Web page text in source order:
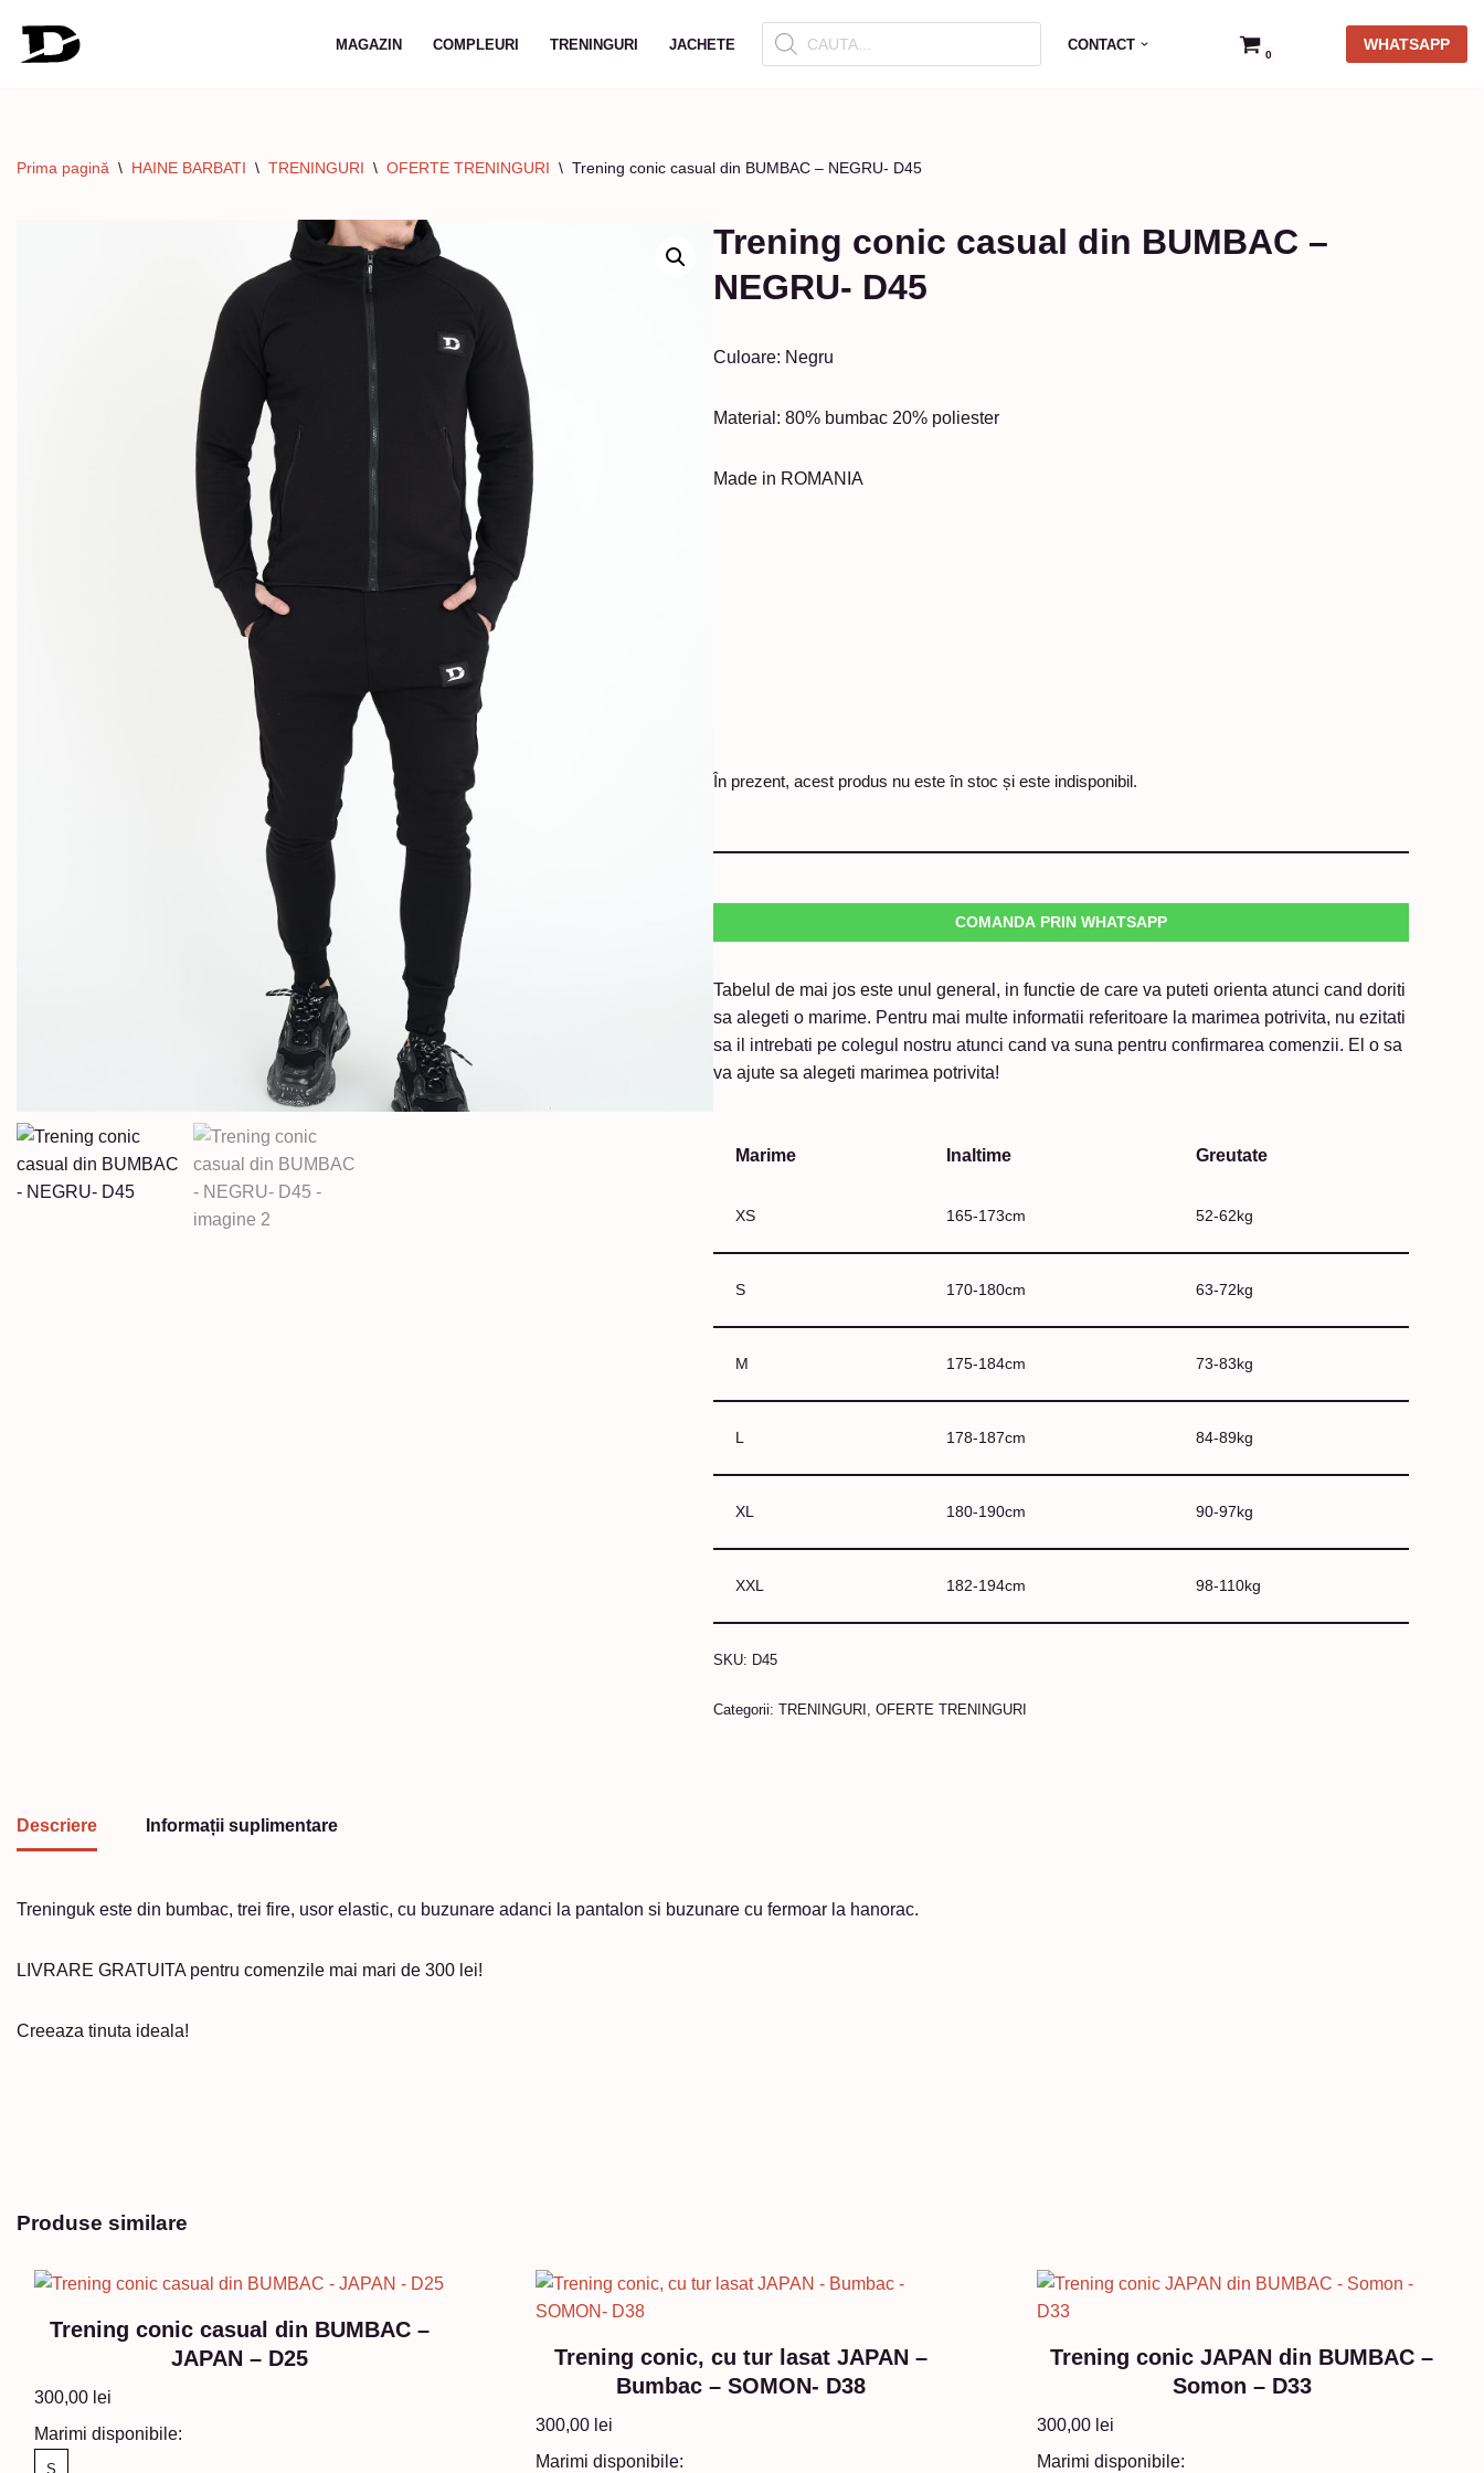
Sari
MAGAZIN COMPLEURI TRENINGURI JACHETE CONTACT
0
WHATSAPP
Prima pagină \ HAINE BARBATI \ TRENINGURI \ OFERTE TRENINGURI \ Trening conic casual din BUMBAC – NEGRU- D45
Trening conic casual din BUMBAC –
NEGRU- D45
Culoare: Negru
Material: 80% bumbac 20% poliester
Made in ROMANIA
În prezent, acest produs nu este în stoc și este indisponibil.
COMANDA PRIN WHATSAPP
Tabelul de mai jos este unul general, in functie de care va puteti orienta atunci cand doriti
sa alegeti o marime. Pentru mai multe informatii referitoare la marimea potrivita, nu ezitati
sa il intrebati pe colegul nostru atunci cand va suna pentru confirmarea comenzii. El o sa
va ajute sa alegeti marimea potrivita!
Marime Inaltime Greutate
XS 165-173cm 52-62kg
S 170-180cm 63-72kg
M 175-184cm 73-83kg
L 178-187cm 84-89kg
XL 180-190cm 90-97kg
XXL 182-194cm 98-110kg
SKU: D45
Categorii: TRENINGURI , OFERTE TRENINGURI
Descriere Informații suplimentare
Treninguk este din bumbac, trei fire, usor elastic, cu buzunare adanci la pantalon si buzunare cu fermoar la hanorac.
LIVRARE GRATUITA pentru comenzile mai mari de 300 lei!
Creeaza tinuta ideala!
Produse similare
Trening conic casual din BUMBAC –
JAPAN – D25
300,00 lei
Marimi disponibile:
S
Trening conic, cu tur lasat JAPAN –
Bumbac – SOMON- D38
300,00 lei
Marimi disponibile:
Trening conic JAPAN din BUMBAC –
Somon – D33
300,00 lei
Marimi disponibile: